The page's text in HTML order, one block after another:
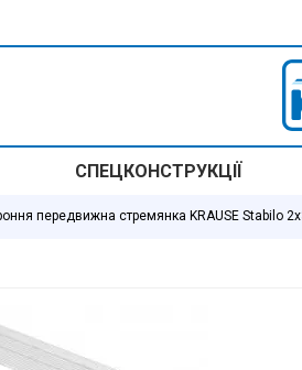
СПЕЦКОНСТРУКЦІЇ
передвижна стремянка KRAUSE Stabilo